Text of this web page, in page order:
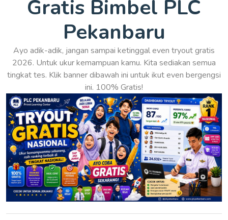
Gratis Bimbel PLC
Pekanbaru
Ayo adik-adik, jangan sampai ketinggal even tryout gratis
2026. Untuk ukur kemampuan kamu. Kita sediakan semua
tingkat tes. Klik banner dibawah ini untuk ikut even bergengsi
ini. 100% Gratis!